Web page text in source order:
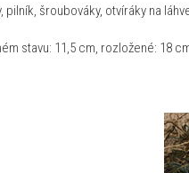
pilník, šroubováky, otvíráky na
stavu: 11,5 cm, rozložené: 18